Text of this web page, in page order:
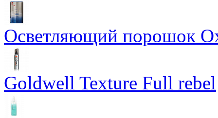
Осветляющий порошок
Goldwell Texture Full rebel